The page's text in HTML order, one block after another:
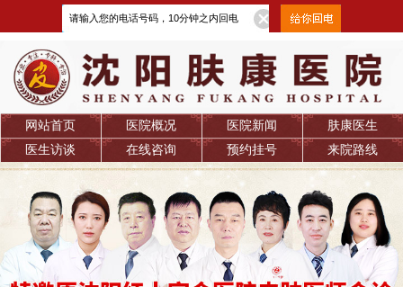
网站首页 医院概况 医院新闻
肤康医生
医生访谈
在线咨询 预约挂号 来院路线